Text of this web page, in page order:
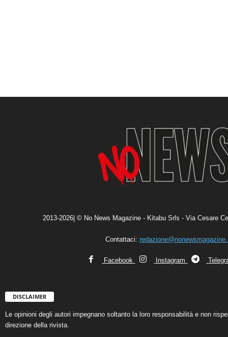
2013-2026| © No News Magazine - Kitabu Srls - Via Cesare
Contattaci:
Facebook Instagram
DISCLAIMER
Le opinioni degli autori impegnano soltanto la loro responsabilità e non
direzione della rivista.